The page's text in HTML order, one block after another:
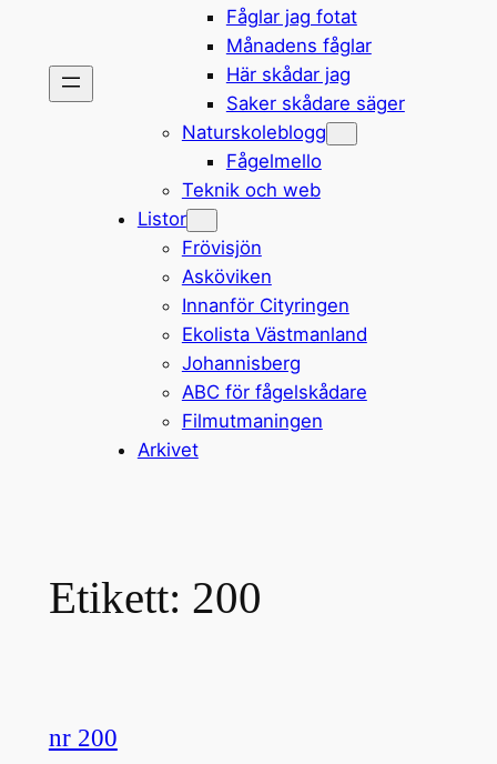
Fåglar jag fotat
Månadens fåglar
Här skådar jag
Saker skådare säger
Naturskoleblogg
Fågelmello
Teknik och web
Listor
Frövisjön
Asköviken
Innanför Cityringen
Ekolista Västmanland
Johannisberg
ABC för fågelskådare
Filmutmaningen
Arkivet
Etikett: 200
nr 200